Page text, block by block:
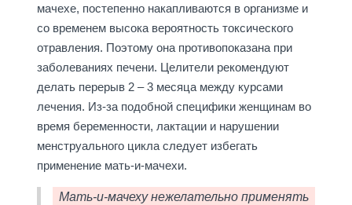
мачехе, постепенно накапливаются в организме и
со временем высока вероятность токсического
отравления. Поэтому она противопоказана при
заболеваниях печени. Целители рекомендуют
делать перерыв 2 – 3 месяца между курсами
лечения. Из-за подобной специфики женщинам во
время беременности, лактации и нарушении
менструального цикла следует избегать
применение мать-и-мачехи.
Мать-и-мачеху нежелательно применять